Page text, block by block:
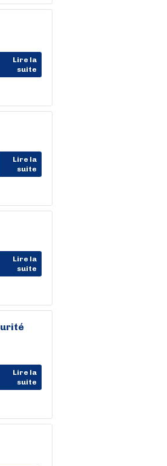
Lire la
suite
Lire la
suite
Lire la
suite
Lire la
suite